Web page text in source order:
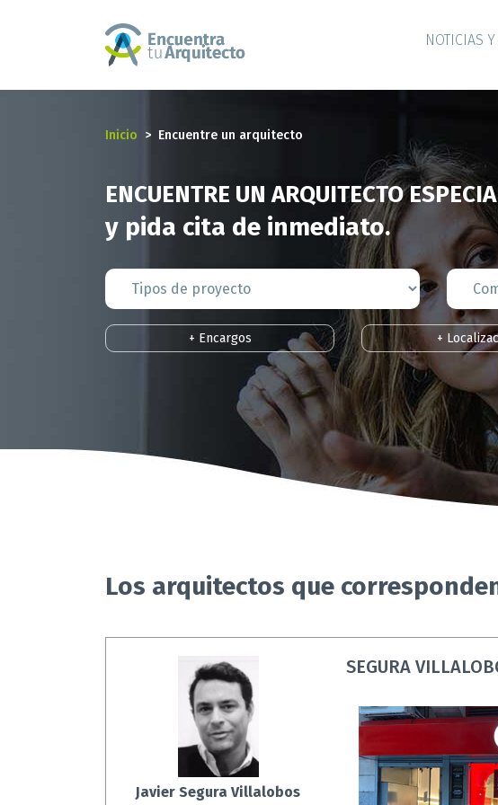
NOTICIAS
Inicio Encuentre un arquitecto
ENCUENTRE UN ARQUITECTO
y pida cita de inmediato.
+ Encargos +
Los arquitectos que
Javier Segura Villalobos
SEGURA